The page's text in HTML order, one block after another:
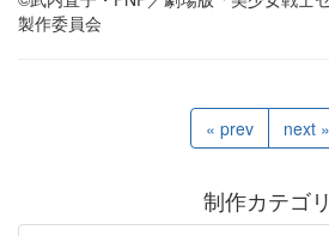
製作委員会
« prev next »
制作カテゴリ